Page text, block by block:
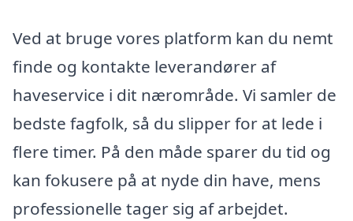
Ved at bruge vores platform kan du nemt
finde og kontakte leverandører af
haveservice i dit nærområde. Vi samler de
bedste fagfolk, så du slipper for at lede i
flere timer. På den måde sparer du tid og
kan fokusere på at nyde din have, mens
professionelle tager sig af arbejdet.